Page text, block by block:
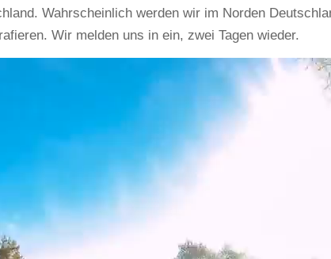
Wahrscheinlich werden wir im Norden
Wir melden uns in ein, zwei Tagen wieder.